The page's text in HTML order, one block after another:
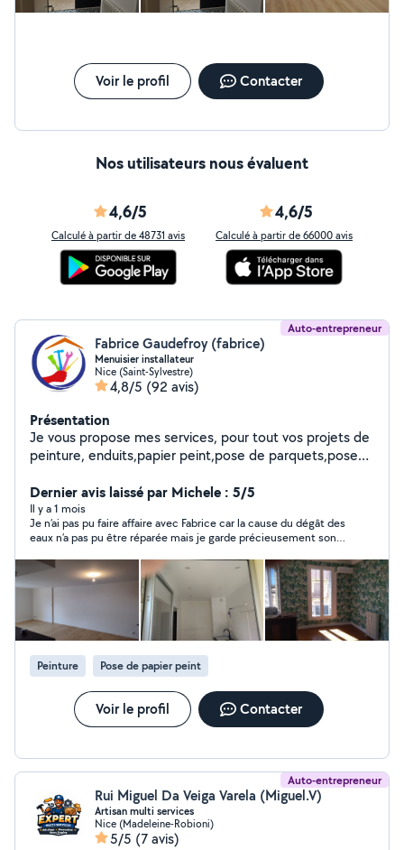
Voir le profil Contacter
Nos utilisateurs nous évaluent
4,6/5
Calculé à partir de 48731 avis
4,6/5
Calculé à partir de 66000 avis
Auto-entrepreneur
Fabrice Gaudefroy (fabrice)
Menuisier installateur
Nice (Saint-Sylvestre)
4,8/5 (92 avis)
Présentation
Je vous propose mes services, pour tout vos projets de
peinture, enduits,papier peint,pose de parquets,pose
écoute, afin de vous satisfaire. Soucieux de vos
attentes je vous garantis un chantier propre grâce a la
mise en place de protections, j'intervient avec du
matériels professionnel, mes ponceuses et scies sont
brancher sur des aspirateurs. conscient que je suis
souvent le dernier a intervenir sur votre projet, j'apporte
un soin particulier de la mise en œuvre jusqu'aux
finitions. Je reste a votre entière disposition pour tout
renseignement Vous satisfaire est mon exigence .. .
Dernier avis laissé par Michele : 5/5
Il y a 1 mois
Je n’ai pas pu faire affaire avec Fabrice car la cause du dégât des
eaux n’a pas pu être réparée mais je garde précieusement son
donne de bons conseils. Merci Fabrice et à bientôt !
Peinture Pose de papier peint
Voir le profil Contacter
Auto-entrepreneur
Rui Miguel Da Veiga Varela (Miguel.V)
Artisan multi services
Nice (Madeleine-Robioni)
5/5 (7 avis)